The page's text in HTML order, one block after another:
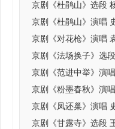
京剧《杜鹃山》选段
京剧《杜鹃山》演唱
京剧《对花枪》演唱
京剧《法场换子》选
京剧《范进中举》演
京剧《粉墨春秋》演
京剧《凤还巢》演唱
京剧《甘露寺》选段